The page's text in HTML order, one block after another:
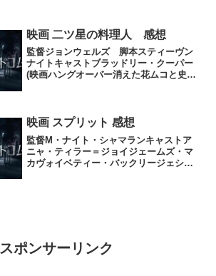
が強い。テレビドラマを超豪華に演出し
ました的な。主演のサラ...
映画 二ツ星の料理人 感想
監督ジョンウェルズ 脚本スティーヴン
ナイトキャストブラッドリー・クーパー
(映画ハングオーバー消えた花ムコと史上
夜に...
映画 スプリット 感想
監督M・ナイト・シャマランキャストア
ニャ・ティラー＝ジョイジェームズ・マ
カヴォイベティー・バックリージェシ
スポンサーリンク